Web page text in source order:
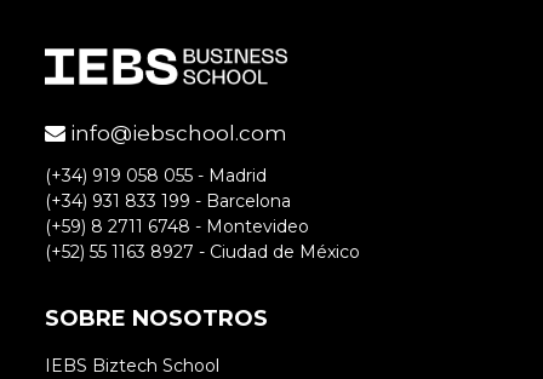
analytica para el trabajo del master que
esty realizando en IEBS:
Gracias!
info@iebschool.com
(+34) 919 058 055 - Madrid
(+34) 931 833 199 - Barcelona
(+59) 8 2711 6748 - Montevideo
(+52) 55 1163 8927 - Ciudad de México
SOBRE NOSOTROS
IEBS Biztech School